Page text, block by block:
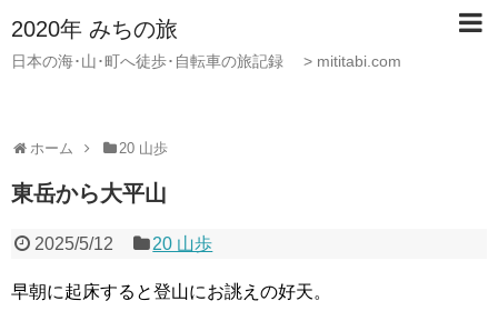
2020年 みちの旅
日本の海･山･町へ徒歩･自転車の旅記録 > mititabi.com
ホーム 20 山歩
東岳から大平山
2025/5/12 20 山歩
早朝に起床すると登山にお誂えの好天。